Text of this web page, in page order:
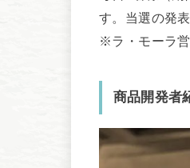
す。当選の発
※ラ・モーラ
商品開発者